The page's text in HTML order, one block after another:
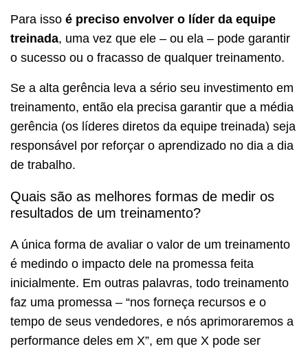
Para isso é preciso envolver o líder da equipe
treinada, uma vez que ele – ou ela – pode garantir
o sucesso ou o fracasso de qualquer treinamento.
Se a alta gerência leva a sério seu investimento em
treinamento, então ela precisa garantir que a média
gerência (os líderes diretos da equipe treinada) seja
responsável por reforçar o aprendizado no dia a dia
de trabalho.
Quais são as melhores formas de medir os
resultados de um treinamento?
A única forma de avaliar o valor de um treinamento
é medindo o impacto dele na promessa feita
inicialmente. Em outras palavras, todo treinamento
faz uma promessa – “nos forneça recursos e o
tempo de seus vendedores, e nós aprimoraremos a
performance deles em X”, em que X pode ser